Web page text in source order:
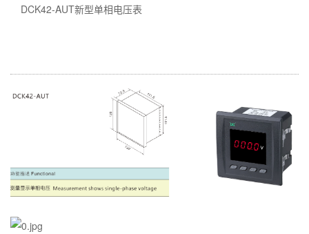
DCK42-AUT新型单相电压表